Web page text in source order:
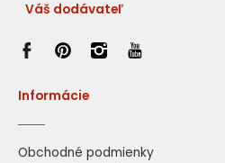
Váš dodávateľ
Informácie
Obchodné podmienky